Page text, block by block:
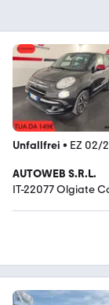
Unfallfrei • EZ 02/
AUTOWEB S.R.L.
IT-22077 Olgiate